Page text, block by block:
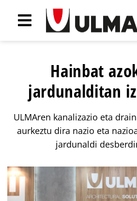
Hainbat
jardunalditan
ULMAren kanalizazio eta
aurkeztu dira nazio eta
jardunaldi